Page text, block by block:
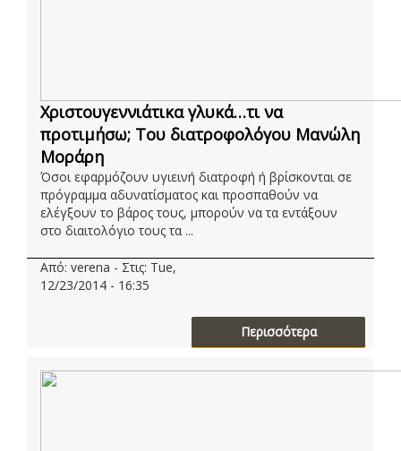
Χριστουγεννιάτικα γλυκά…τι να
προτιμήσω; Tου διατροφολόγου Μανώλη
Μοράρη
Όσοι εφαρμόζουν υγιεινή διατροφή ή βρίσκονται σε
πρόγραμμα αδυνατίσματος και προσπαθούν να
ελέγξουν το βάρος τους, μπορούν να τα εντάξουν
στο διαιτολόγιο τους τα ...
Από: verena - Στις: Tue,
12/23/2014 - 16:35
Περισσότερα